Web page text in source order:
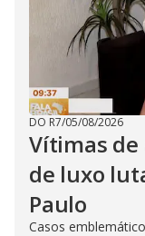
DO R7/05/08/2026
Vítimas de
de luxo
Paulo
Casos